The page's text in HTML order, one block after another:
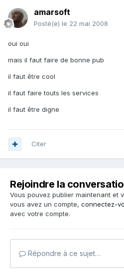
amarsoft
Posté(e) le 22 mai 2008
oui oui
mais il faut faire de bonne pub
il faut être cool
il faut faire touts les services
il faut être digne
Citer
Rejoindre la
Vous pouvez publier maintenant et
vous avez un compte, connectez-
avec votre compte.
Répondre à ce sujet…